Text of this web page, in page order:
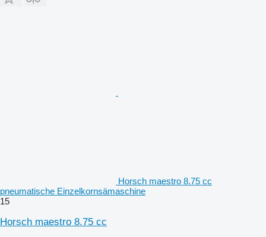
Horsch maestro 8.75 cc
pneumatische Einzelkornsämaschine
15
Horsch maestro 8.75 cc